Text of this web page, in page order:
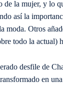
la mujer, y lo
así la
moda. Otros
todo la actual)
desfile de
en